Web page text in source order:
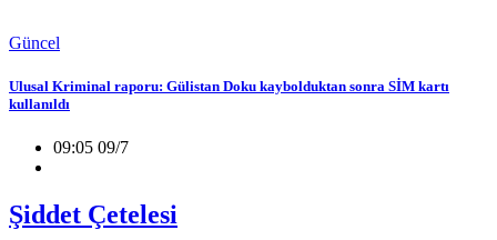
Güncel
Ulusal Kriminal raporu: Gülistan Doku kaybolduktan sonra SİM kartı
kullanıldı
09:05 09/7
Şiddet Çetelesi